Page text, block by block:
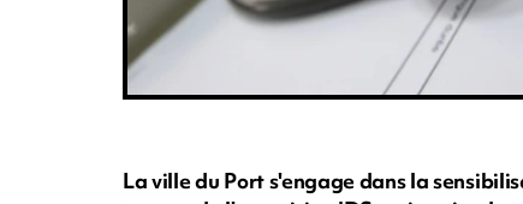
La ville du Port s'engage dans la